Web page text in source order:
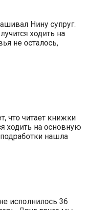
Нину супруг.
ходить на
не осталось,
что читает книжки
ходить на основную
нашла
исполнилось 36